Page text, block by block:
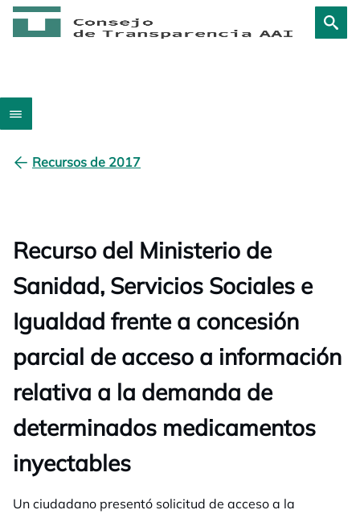
Recursos de 2017
Recurso del Ministerio de
Sanidad, Servicios Sociales e
Igualdad frente a concesión
parcial de acceso a información
relativa a la demanda de
determinados medicamentos
inyectables
Un ciudadano presentó solicitud de acceso a la